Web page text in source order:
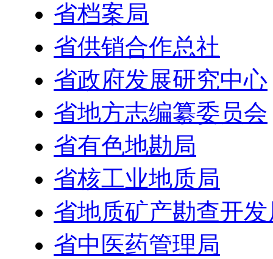
省档案局
省供销合作总社
省政府发展研究中心
省地方志编纂委员会
省有色地勘局
省核工业地质局
省地质矿产勘查开发
省中医药管理局